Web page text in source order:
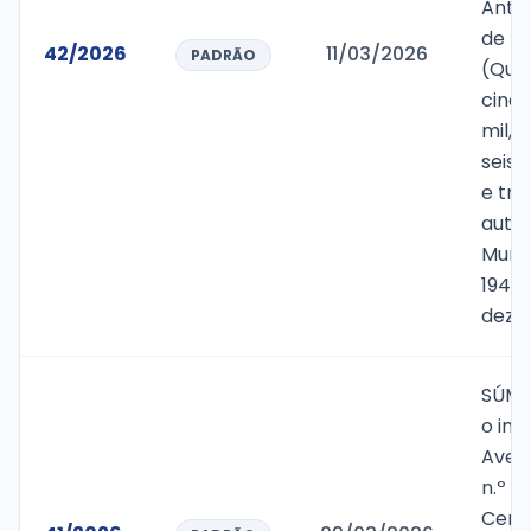
42/2026 PADRÃO 11/03/2026
de
mil,
seis
e
o
n.º